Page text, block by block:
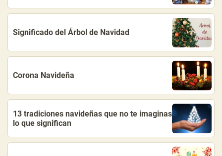
Significado del Árbol de Navidad
Corona Navideña
13 tradiciones navideñas que no te imaginas
lo que significan